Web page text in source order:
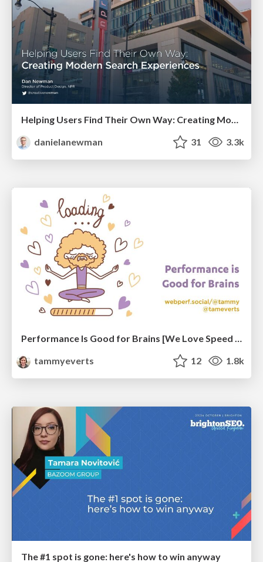
Helping Users Find Their Own Way: Creating Modern Search Experiences
danielanewman
31 3.3k
tammyeverts
12 1.8k
The #1 spot is gone: here's how to win anyway